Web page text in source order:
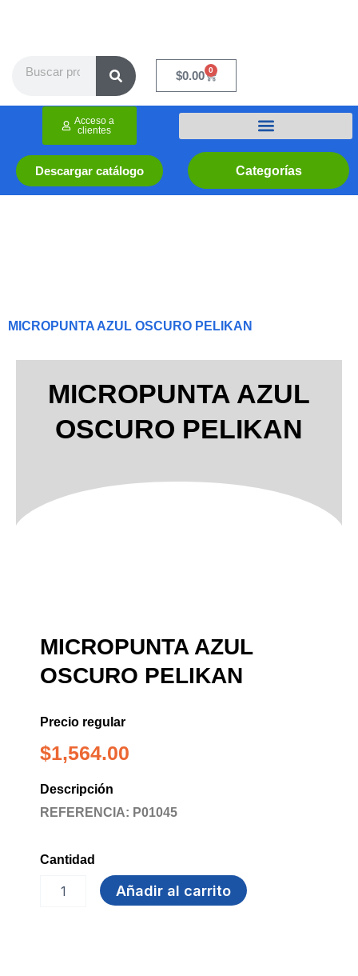
$0.00 0
Cart
Categorías
Descargar catálogo
Acceso a
clientes
MICROPUNTA AZUL OSCURO PELIKAN
MICROPUNTA AZUL
OSCURO PELIKAN
MICROPUNTA AZUL
OSCURO PELIKAN
Precio regular
$1,564.00
Descripción
REFERENCIA: P01045
Cantidad
MICROPUNTA
AZUL
Añadir al carrito